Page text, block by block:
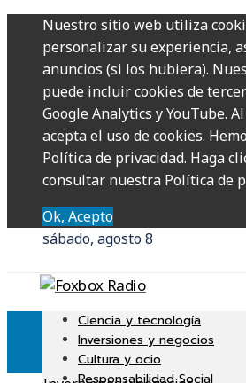
Nuestro sitio web utiliza
personalizar su experiencia,
anuncios (si los hubiera).
puede incluir cookies de
Google Analytics y YouTube.
acepta el uso de cookies.
Política de privacidad. Haga
consultar nuestra Política de
Ok, Acepto
sábado, agosto 8
Ciencia y tecnología
Inversiones y negocios
Cultura y ocio
Responsabilidad Social